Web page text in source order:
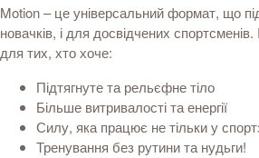
Motion – це універсальний формат, що
новачків, і для досвідчених
для тих, хто хоче:
Підтягнуте та рельєфне тіло
Більше витривалості та енергії
Силу, яка працює не тільки у
Тренування без рутини та нудьги!